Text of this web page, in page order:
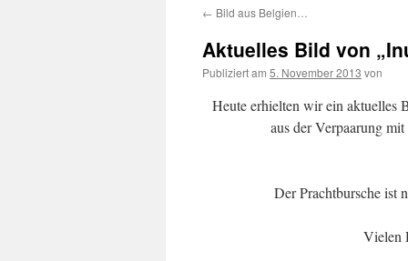
springen
← Bild aus Belgien…
Aktuelles Bild von
Publiziert am 5. November 2013 von
Heute erhielten wir ein aktuelles
aus der Verpaarung
Der Prachtbursche ist
Vielen